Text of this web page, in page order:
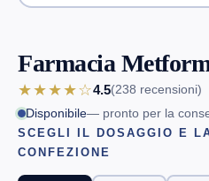
Farmacia
★★★★☆4.5(238 recensioni)
Disponibile— pronto per la
SCEGLI IL DOSAGGIO E
CONFEZIONE